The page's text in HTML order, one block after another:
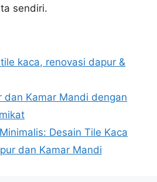
sendiri.
kaca, renovasi dapur &
dan Kamar Mandi dengan
Desain Tile Kaca
dan Kamar Mandi